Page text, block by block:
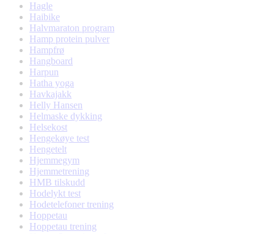
Hagle
Haibike
Halvmaraton program
Hamp protein pulver
Hampfrø
Hangboard
Harpun
Hatha yoga
Havkajakk
Helly Hansen
Helmaske dykking
Helsekost
Hengekøye test
Hengetelt
Hjemmegym
Hjemmetrening
HMB tilskudd
Hodelykt test
Hodetelefoner trening
Hoppetau
Hoppetau trening